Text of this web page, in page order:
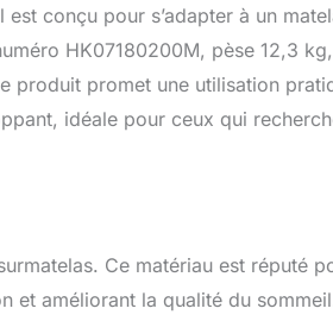
conçu pour s’adapter à un
HK07180200M, pèse 12,3
produit promet une utilisation
idéale pour ceux qui
Ce matériau est réputé
et améliorant la qualité du